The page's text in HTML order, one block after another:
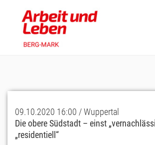
content
09.10.2020 16:00 / Wuppertal
Die obere Südstadt – einst
„residentiell“